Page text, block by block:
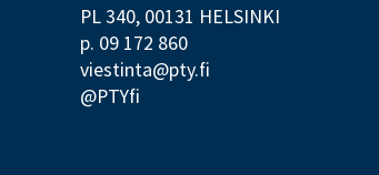
PL 340, 00131 HELSINKI
p. 09 172 860
viestinta@pty.fi
@PTYfi